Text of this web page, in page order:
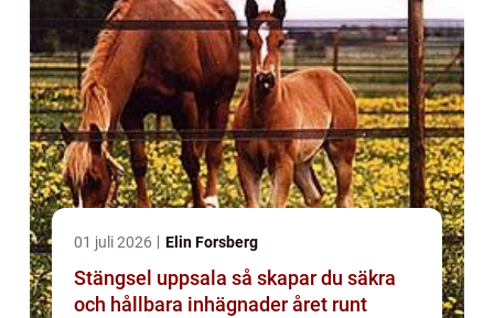
01 juli 2026 Elin Forsberg
Stängsel uppsala så skapar du säkra
och hållbara inhägnader året runt